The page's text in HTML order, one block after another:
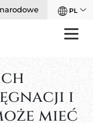
PL
i
mieć